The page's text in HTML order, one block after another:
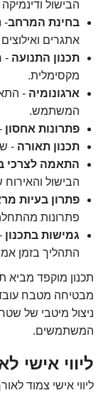
הבישול
בחינת המרחב-
אתגרים
תכנון התנועה -
מקסימלית.
ארגונומיה -
המשתמש.
פתרונות אחסון
תכנון תאורה -
התאמה לצרכי
הבישול
פתרון בעיות
פתרונות
גמישות בתכנון
התהליך בזמן
תכנון מוקפד
מבטיחה מטבח
ניצול מיטבי של
המשתמשים.
ליווי אישי
ליווי אישי צמוד